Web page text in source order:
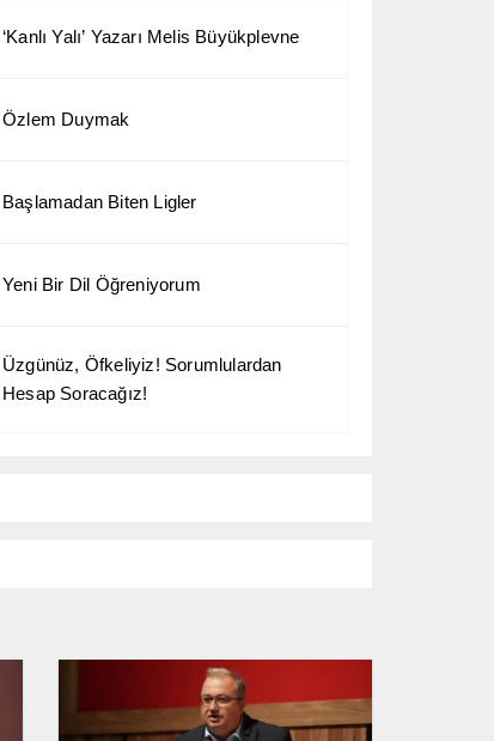
‘Kanlı Yalı’ Yazarı Melis Büyükplevne
Özlem Duymak
Başlamadan Biten Ligler
Yeni Bir Dil Öğreniyorum
Üzgünüz, Öfkeliyiz! Sorumlulardan
Hesap Soracağız!